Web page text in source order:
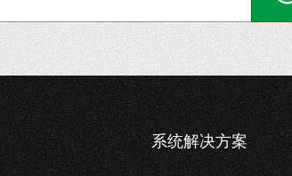
系统解决方案